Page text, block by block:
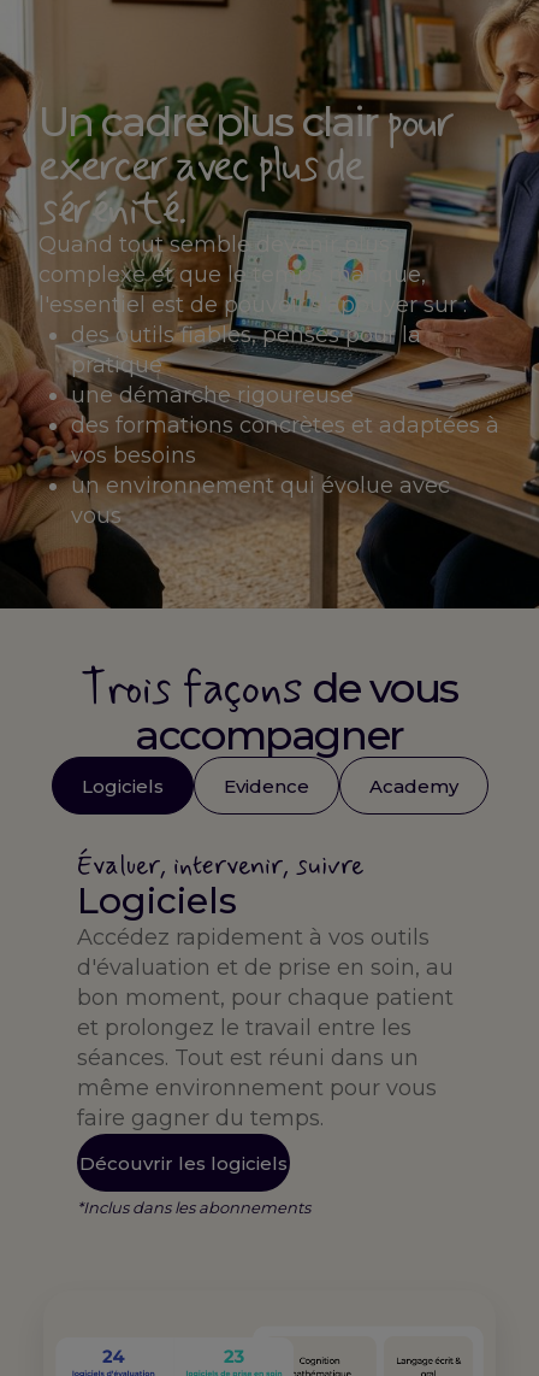
Un cadre plus clairpour
exercer avec plus de
sérénité.
Quand tout semble devenir plus
complexe et que le temps manque,
l'essentiel est de pouvoir s'appuyer sur :
des outils fiables, pensés pour la
pratique
une démarche rigoureuse
des formations concrètes et adaptées à
vos besoins
un environnement qui évolue avec
vous
Trois façons de vous
accompagner
Logiciels Evidence Academy
Évaluer, intervenir, suivre
Logiciels
Accédez rapidement à vos outils
d'évaluation et de prise en soin, au
bon moment, pour chaque patient
et prolongez le travail entre les
séances. Tout est réuni dans un
même environnement pour vous
faire gagner du temps.
Découvrir les logiciels
*Inclus dans les abonnements